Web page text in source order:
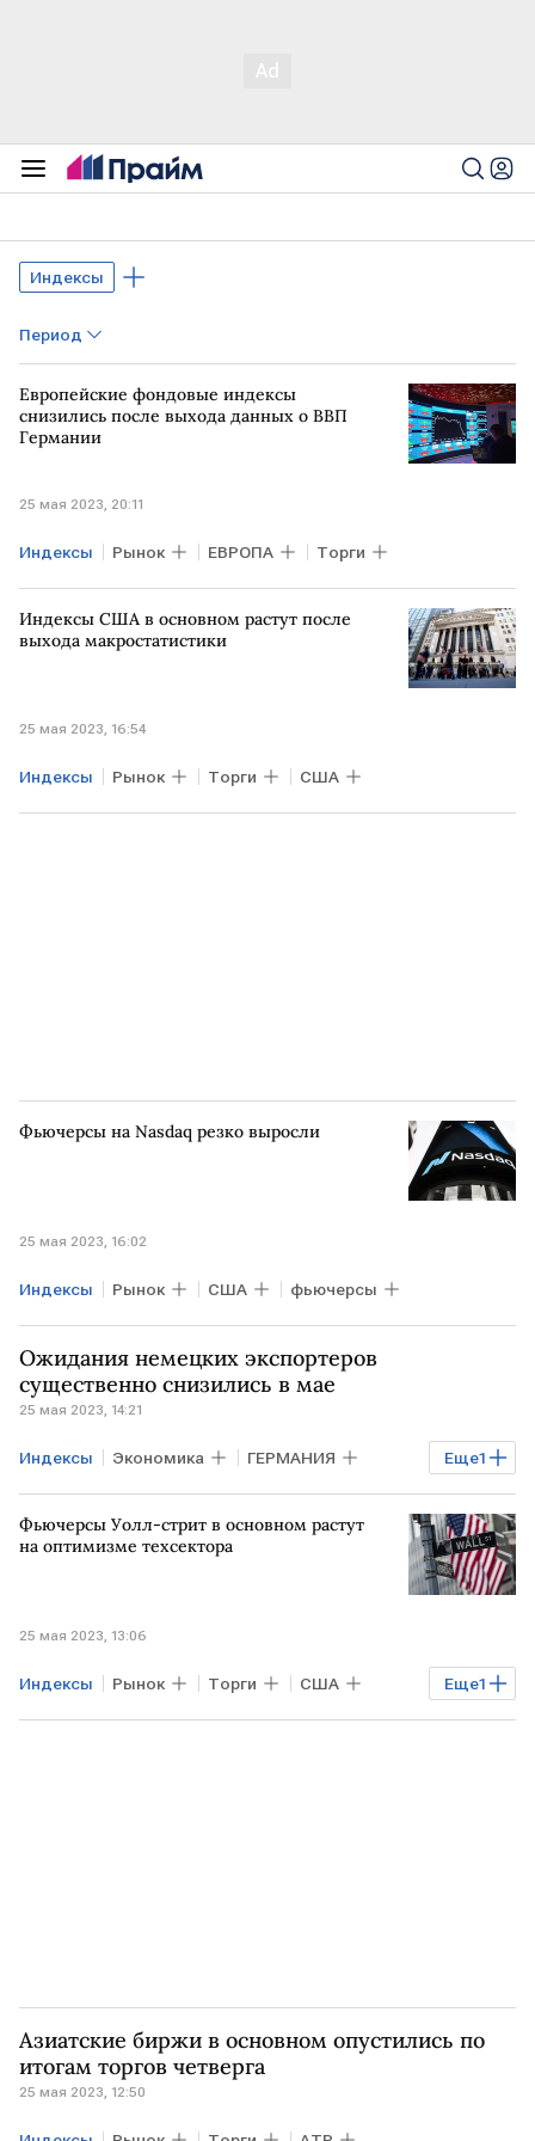
Индексы
Период
Европейские фондовые индексы
снизились после выхода данных о ВВП
Германии
25 мая 2023, 20:11
Индексы Рынок ЕВРОПА Торги
Индексы США в основном растут после
выхода макростатистики
25 мая 2023, 16:54
Индексы Рынок Торги США
Фьючерсы на Nasdaq резко выросли
25 мая 2023, 16:02
Индексы Рынок США фьючерсы
Ожидания немецких экспортеров
существенно снизились в мае
25 мая 2023, 14:21
Еще1
Индексы Экономика ГЕРМАНИЯ
экспортеры
Фьючерсы Уолл-стрит в основном растут
на оптимизме техсектора
25 мая 2023, 13:06
Еще1
Индексы Рынок Торги США
фьючерсы
Азиатские биржи в основном опустились по
итогам торгов четверга
25 мая 2023, 12:50